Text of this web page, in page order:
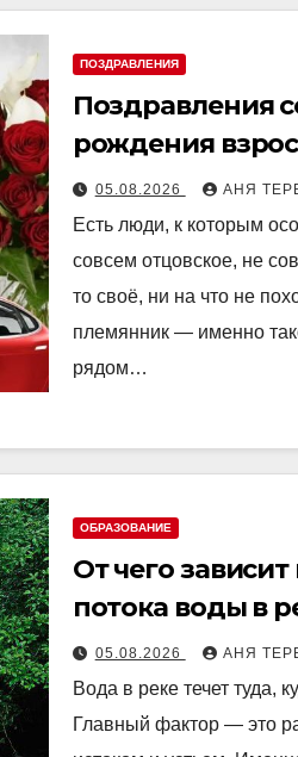
ПОЗДРАВЛЕНИЯ
Поздравления
рождения
05.08.2026 АНЯ
Есть люди, к которым
совсем отцовское, не
то своё, ни на что не
племянник — именно
рядом…
ОБРАЗОВАНИЕ
От чего
потока воды в
05.08.2026 АНЯ
Вода в реке течет туда,
Главный фактор — это